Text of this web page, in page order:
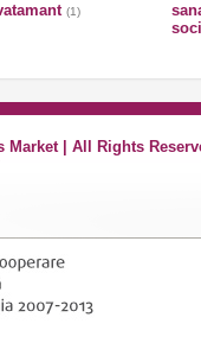
(1)
| All Rights